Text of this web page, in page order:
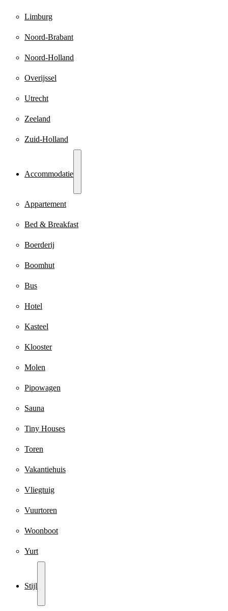
Limburg
Noord-Brabant
Noord-Holland
Overijssel
Utrecht
Zeeland
Zuid-Holland
Accommodatie
Appartement
Bed & Breakfast
Boerderij
Boomhut
Bus
Hotel
Kasteel
Klooster
Molen
Pipowagen
Sauna
Tiny Houses
Toren
Vakantiehuis
Vliegtuig
Vuurtoren
Woonboot
Yurt
Stijl